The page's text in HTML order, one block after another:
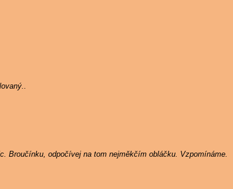
Broučínku, odpočívej na tom nejměkčím obláčku. Vzpomínáme.